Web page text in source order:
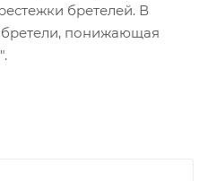
бретелей. В
понижающая